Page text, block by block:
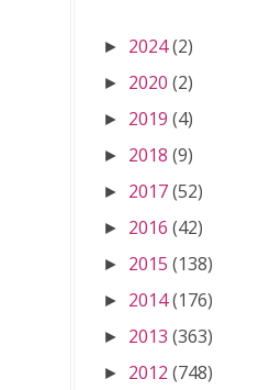
► 2024(2)
► 2020 (2)
► 2019 (4)
► 2018 (9)
► 2017(52)
► 2016 (42)
► 2015 (138)
► 2014(176)
► 2013 (363)
► 2012 (748)